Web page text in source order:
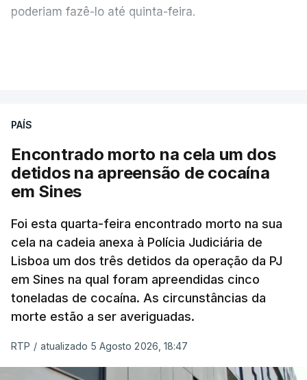
poderiam fazê-lo até quinta-feira.
No domingo, estavam concluídos cerca de 50 por
cento dos mais de 20 mil pedidos de reapreciação,
mas Cristina Mota, porta-voz da Missão Escola
Pública, tem dúvidas de que o processo esteja
"Durante o fim de semana e nos últimos dias,
apercebamo-nos que ainda estão a ser
convocados professores para reapreciações"
disse a professora à agência Lusa."Será
praticamente impossível termos a totalidade
Segundo os docentes, o processo de reapreciação
PAÍS
Encontrado morto na cela um dos
detidos na apreensão de cocaína
em Sines
Foi esta quarta-feira encontrado morto na sua
cela na cadeia anexa à Polícia Judiciária de
Lisboa um dos três detidos da operação da PJ
em Sines na qual foram apreendidas cinco
toneladas de cocaína. As circunstâncias da
morte estão a ser averiguadas.
RTP / atualizado 5 Agosto 2026, 18:47